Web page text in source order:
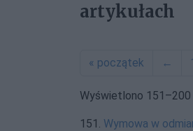
artykułach
« początek ←
Wyświetlono
151. Wymowa w